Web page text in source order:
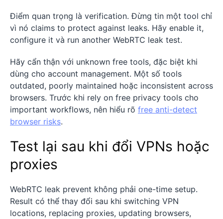
Điểm quan trọng là verification. Đừng tin một tool chỉ
vì nó claims to protect against leaks. Hãy enable it,
configure it và run another WebRTC leak test.
Hãy cẩn thận với unknown free tools, đặc biệt khi
dùng cho account management. Một số tools
outdated, poorly maintained hoặc inconsistent across
browsers. Trước khi rely on free privacy tools cho
important workflows, nên hiểu rõ free anti-detect
browser risks.
Test lại sau khi đổi VPNs hoặc
proxies
WebRTC leak prevent không phải one-time setup.
Result có thể thay đổi sau khi switching VPN
locations, replacing proxies, updating browsers,